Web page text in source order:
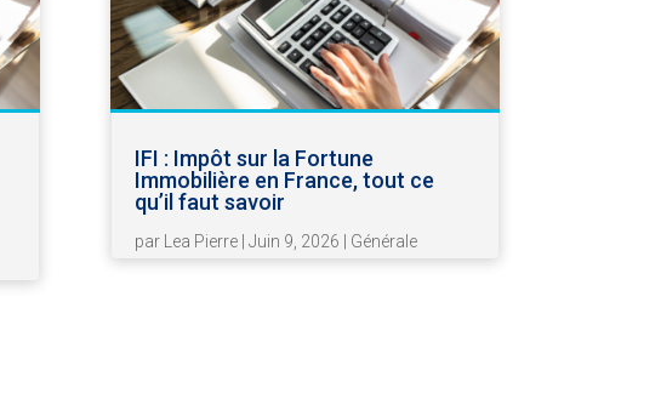
IFI : Impôt sur la Fortune
Immobilière en France, tout ce
qu’il faut savoir
par Lea Pierre| Juin 9, 2026 Générale